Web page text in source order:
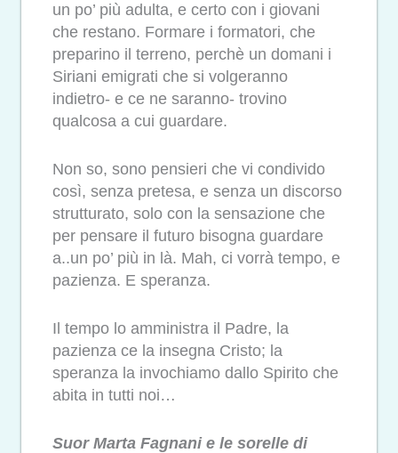
un po’ più adulta, e certo con i giovani
che restano. Formare i formatori, che
preparino il terreno, perchè un domani i
Siriani emigrati che si volgeranno
indietro- e ce ne saranno- trovino
qualcosa a cui guardare.
Non so, sono pensieri che vi condivido
così, senza pretesa, e senza un discorso
strutturato, solo con la sensazione che
per pensare il futuro bisogna guardare
a..un po’ più in là. Mah, ci vorrà tempo, e
pazienza. E speranza.
Il tempo lo amministra il Padre, la
pazienza ce la insegna Cristo; la
speranza la invochiamo dallo Spirito che
abita in tutti noi…
Suor Marta Fagnani e le sorelle di